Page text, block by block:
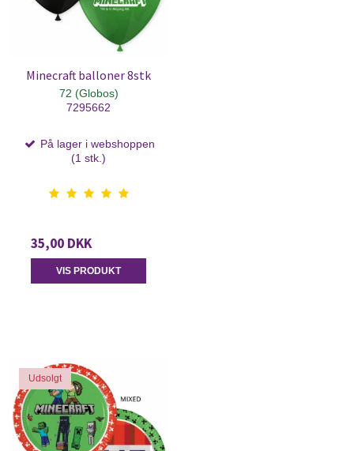
Minecraft balloner 8stk
72 (Globos)
7295662
På lager i webshoppen
(1 stk.)
35,00 DKK
VIS PRODUKT
Udsolgt